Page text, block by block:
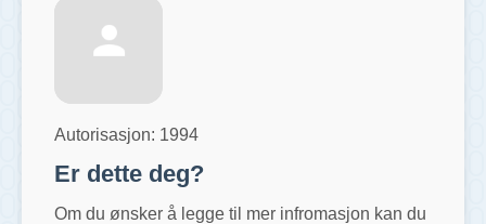
Autorisasjon: 1994
Er dette deg?
Om du ønsker å legge til mer infromasjon kan du